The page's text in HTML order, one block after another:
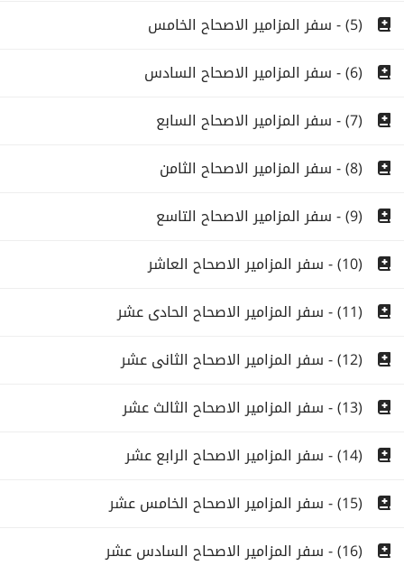
(5) - سفر المزامير الاصحاح الخامس
(6) - سفر المزامير الاصحاح السادس
(7) - سفر المزامير الاصحاح السابع
(8) - سفر المزامير الاصحاح الثامن
(9) - سفر المزامير الاصحاح التاسع
(10) - سفر المزامير الاصحاح العاشر
(11) - سفر المزامير الاصحاح الحادى عشر
(12) - سفر المزامير الاصحاح الثانى عشر
(13) - سفر المزامير الاصحاح الثالث عشر
(14) - سفر المزامير الاصحاح الرابع عشر
(15) - سفر المزامير الاصحاح الخامس عشر
(16) - سفر المزامير الاصحاح السادس عشر